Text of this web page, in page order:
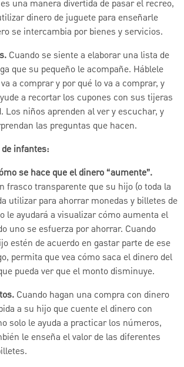
una manera divertida de pasar el recreo,
dinero de juguete para enseñarle
se intercambia por bienes y servicios.
Cuando se siente a elaborar una lista de
que su pequeño le acompañe. Háblele
a comprar y por qué lo va a comprar, y
a recortar los cupones con sus tijeras
Los niños aprenden al ver y escuchar, y
las preguntas que hacen.
infantes:
se hace que el dinero “aumente”.
frasco transparente que su hijo (o toda la
utilizar para ahorrar monedas y billetes de
le ayudará a visualizar cómo aumenta el
uno se esfuerza por ahorrar. Cuando
estén de acuerdo en gastar parte de ese
permita que vea cómo saca el dinero del
pueda ver que el monto disminuye.
Cuando hagan una compra con dinero
a su hijo que cuente el dinero con
solo le ayuda a practicar los números,
le enseña el valor de las diferentes